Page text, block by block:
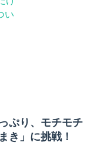
い
ぷり、モチモチ
き」に挑戦！